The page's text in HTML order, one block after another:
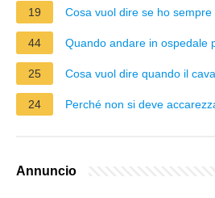
19 Cosa vuol dire se ho
44 Quando andare in ospedale
25 Cosa vuol dire quando il
24 Perché non si deve
Annuncio